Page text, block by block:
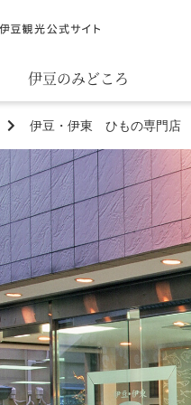
伊豆のみどころ
みる
あそぶ
あじわう
伊豆・伊東 ひもの専門店